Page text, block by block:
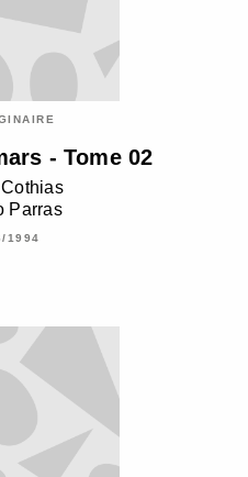
- Tome 02
Parras
1994